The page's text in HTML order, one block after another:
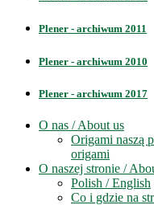
Plener - archiwum 2011
Plener - archiwum 2010
Plener - archiwum 2017
O nas / About us
Origami naszą
origami
O naszej stronie /
Polish / English
Co i gdzie na